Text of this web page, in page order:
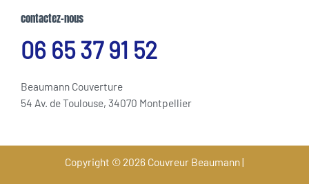
contactez-nous
06 65 37 91 52
Beaumann Couverture
54 Av. de Toulouse, 34070 Montpellier
Copyright © 2026 Couvreur Beaumann |